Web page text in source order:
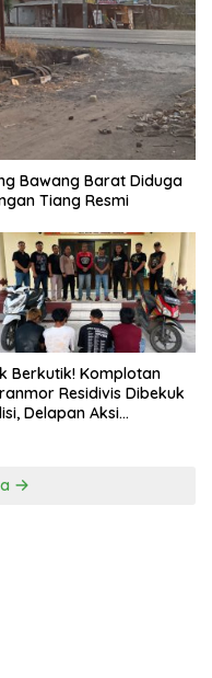
Bawang Barat Diduga
Tiang Resmi
Berkutik! Komplotan
Residivis Dibekuk
Delapan Aksi